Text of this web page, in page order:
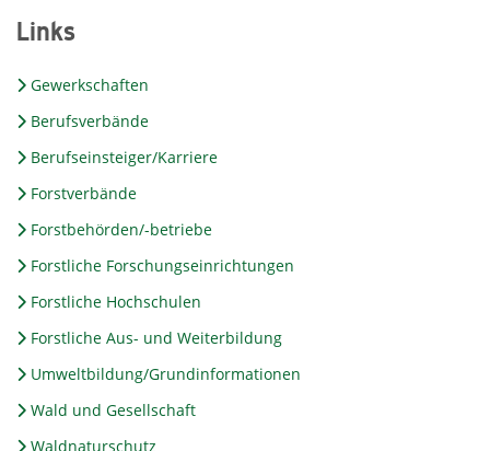
Links
Gewerkschaften
Berufsverbände
Berufseinsteiger/Karriere
Forstverbände
Forstbehörden/-betriebe
Forstliche Forschungseinrichtungen
Forstliche Hochschulen
Forstliche Aus- und Weiterbildung
Umweltbildung/Grundinformationen
Wald und Gesellschaft
Waldnaturschutz